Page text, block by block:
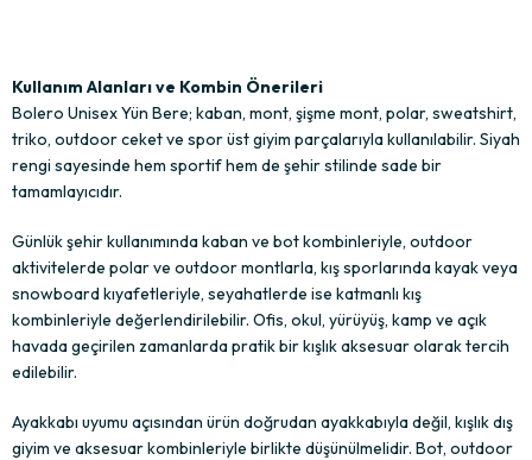
Kullanım Alanları ve Kombin Önerileri
Bolero Unisex Yün Bere; kaban, mont, şişme mont, polar, sweatshirt,
triko, outdoor ceket ve spor üst giyim parçalarıyla kullanılabilir. Siyah
rengi sayesinde hem sportif hem de şehir stilinde sade bir
tamamlayıcıdır.
Günlük şehir kullanımında kaban ve bot kombinleriyle, outdoor
aktivitelerde polar ve outdoor montlarla, kış sporlarında kayak veya
snowboard kıyafetleriyle, seyahatlerde ise katmanlı kış
kombinleriyle değerlendirilebilir. Ofis, okul, yürüyüş, kamp ve açık
havada geçirilen zamanlarda pratik bir kışlık aksesuar olarak tercih
edilebilir.
Ayakkabı uyumu açısından ürün doğrudan ayakkabıyla değil, kışlık dış
giyim ve aksesuar kombinleriyle birlikte düşünülmelidir. Bot, outdoor